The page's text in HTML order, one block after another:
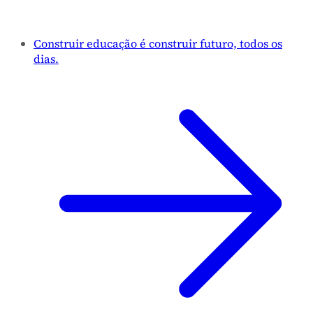
Construir educação é construir futuro, todos os
dias.